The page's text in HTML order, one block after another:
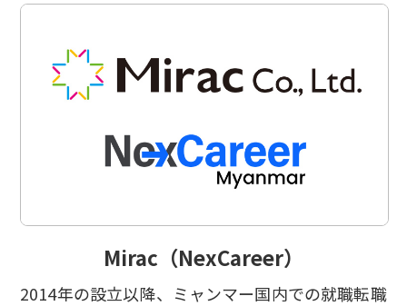
Mirac（NexCareer）
2014年の設立以降、ミャンマー国内での就職転職